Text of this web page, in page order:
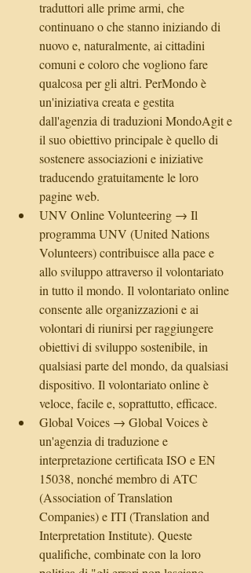
traduttori alle prime armi, che
continuano o che stanno iniziando di
nuovo e, naturalmente, ai cittadini
comuni e coloro che vogliono fare
qualcosa per gli altri. PerMondo è
un'iniziativa creata e gestita
dall'agenzia di traduzioni MondoAgit e
il suo obiettivo principale è quello di
sostenere associazioni e iniziative
traducendo gratuitamente le loro
pagine web.
UNV Online Volunteering → Il
programma UNV (United Nations
Volunteers) contribuisce alla pace e
allo sviluppo attraverso il volontariato
in tutto il mondo. Il volontariato online
consente alle organizzazioni e ai
volontari di riunirsi per raggiungere
obiettivi di sviluppo sostenibile, in
qualsiasi parte del mondo, da qualsiasi
dispositivo. Il volontariato online è
veloce, facile e, soprattutto, efficace.
Global Voices → Global Voices è
un'agenzia di traduzione e
interpretazione certificata ISO e EN
15038, nonché membro di ATC
(Association of Translation
Companies) e ITI (Translation and
Interpretation Institute). Queste
qualifiche, combinate con la loro